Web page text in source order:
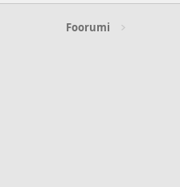
Foorumi